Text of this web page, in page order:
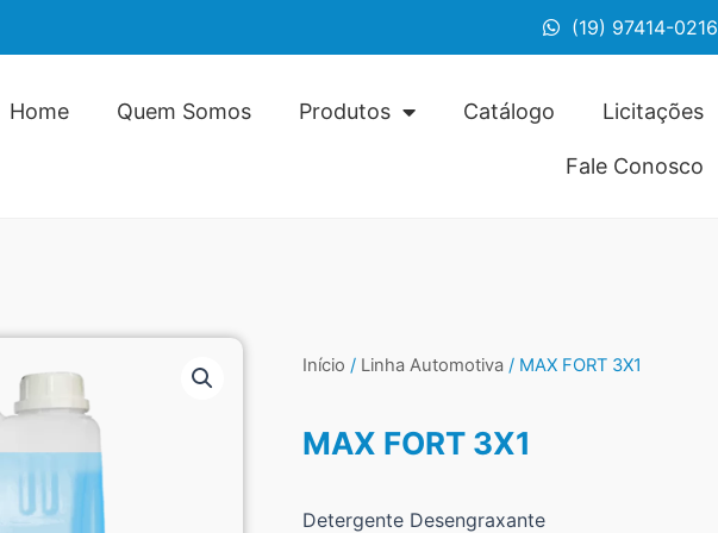
(19) 97414-0216
Home Quem Somos Produtos Catálogo Licitações
Fale Conosco
Início / Linha Automotiva / MAX FORT 3X1
MAX FORT 3X1
Detergente Desengraxante